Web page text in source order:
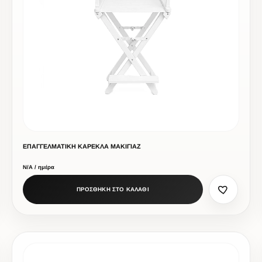
ΕΠΑΓΓΕΛΜΑΤΙΚΗ ΚΑΡΕΚΛΑ ΜΑΚΙΓΙΑΖ
Ν/Α / ημέρα
ΠΡΟΣΘΗΚΗ ΣΤΟ ΚΑΛΑΘΙ